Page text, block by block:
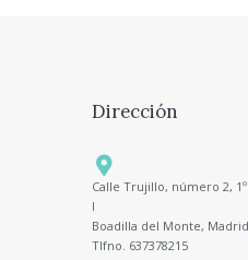
Dirección
Calle Trujillo, número 2,
I
Boadilla del Monte, Madrid
Tlfno. 637378215